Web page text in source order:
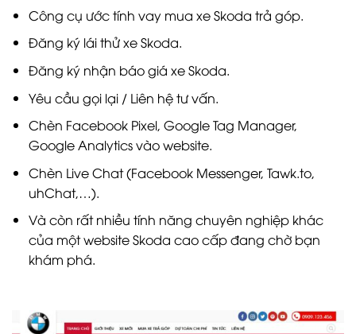
Công cụ ước tính vay mua xe Skoda trả góp.
Đăng ký lái thử xe Skoda.
Đăng ký nhận báo giá xe Skoda.
Yêu cầu gọi lại / Liên hệ tư vấn.
Chèn Facebook Pixel, Google Tag Manager,
Google Analytics vào website.
Chèn Live Chat (Facebook Messenger, Tawk.to,
uhChat,…).
Và còn rất nhiều tính năng chuyên nghiệp khác
của một website Skoda cao cấp đang chờ bạn
khám phá.